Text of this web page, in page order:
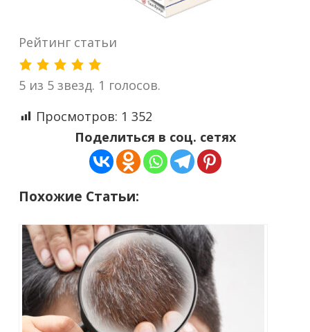
Рейтинг статьи
5 из 5 звезд. 1 голосов.
Просмотров: 1 352
Поделиться в соц. сетях
Похожие Статьи: